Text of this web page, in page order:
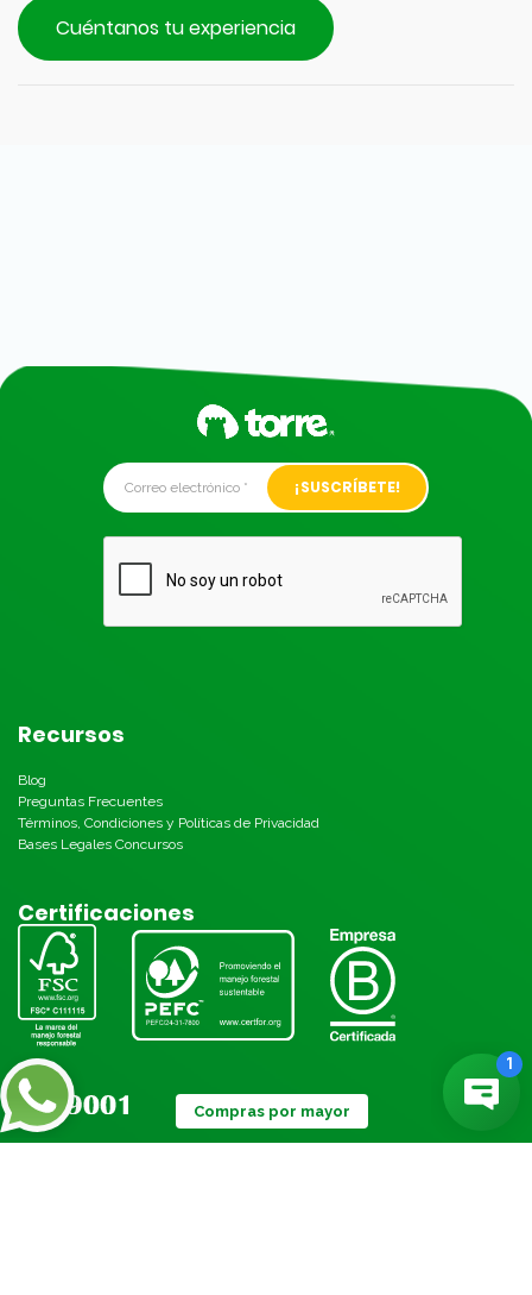
Cuéntanos tu experiencia
Alternative:
Recursos
Blog
Preguntas Frecuentes
Términos, Condiciones y Políticas de Privacidad
Bases Legales Concursos
Certificaciones
Compras por mayor